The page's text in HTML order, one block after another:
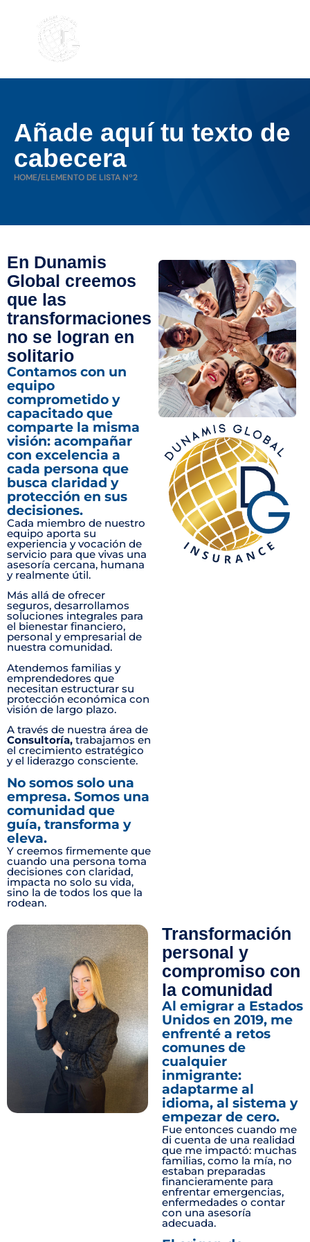
Añade aquí tu texto de
cabecera
HOME/ELEMENTO DE LISTA Nº2
En Dunamis
Global creemos
que las
transformaciones
no se logran en
solitario
Contamos con un
equipo
comprometido y
capacitado que
comparte la misma
visión: acompañar
con excelencia a
cada persona que
busca claridad y
protección en sus
decisiones.
Cada miembro de nuestro
equipo aporta su
experiencia y vocación de
servicio para que vivas una
asesoría cercana, humana
y realmente útil.
Más allá de ofrecer
seguros, desarrollamos
soluciones integrales para
el bienestar financiero,
personal y empresarial de
nuestra comunidad.
Atendemos familias y
emprendedores que
necesitan estructurar su
protección económica con
visión de largo plazo.
A través de nuestra área de
Consultoría, trabajamos en
el crecimiento estratégico
y el liderazgo consciente.
No somos solo una
empresa. Somos una
comunidad que
guía, transforma y
eleva.
Y creemos firmemente que
cuando una persona toma
decisiones con claridad,
impacta no solo su vida,
sino la de todos los que la
rodean.
Transformación
personal y
compromiso con
la comunidad
Al emigrar a Estados
Unidos en 2019, me
enfrenté a retos
comunes de
cualquier
inmigrante:
adaptarme al
idioma, al sistema y
empezar de cero.
Fue entonces cuando me
di cuenta de una realidad
que me impactó: muchas
familias, como la mía, no
estaban preparadas
financieramente para
enfrentar emergencias,
enfermedades o contar
con una asesoría
adecuada.